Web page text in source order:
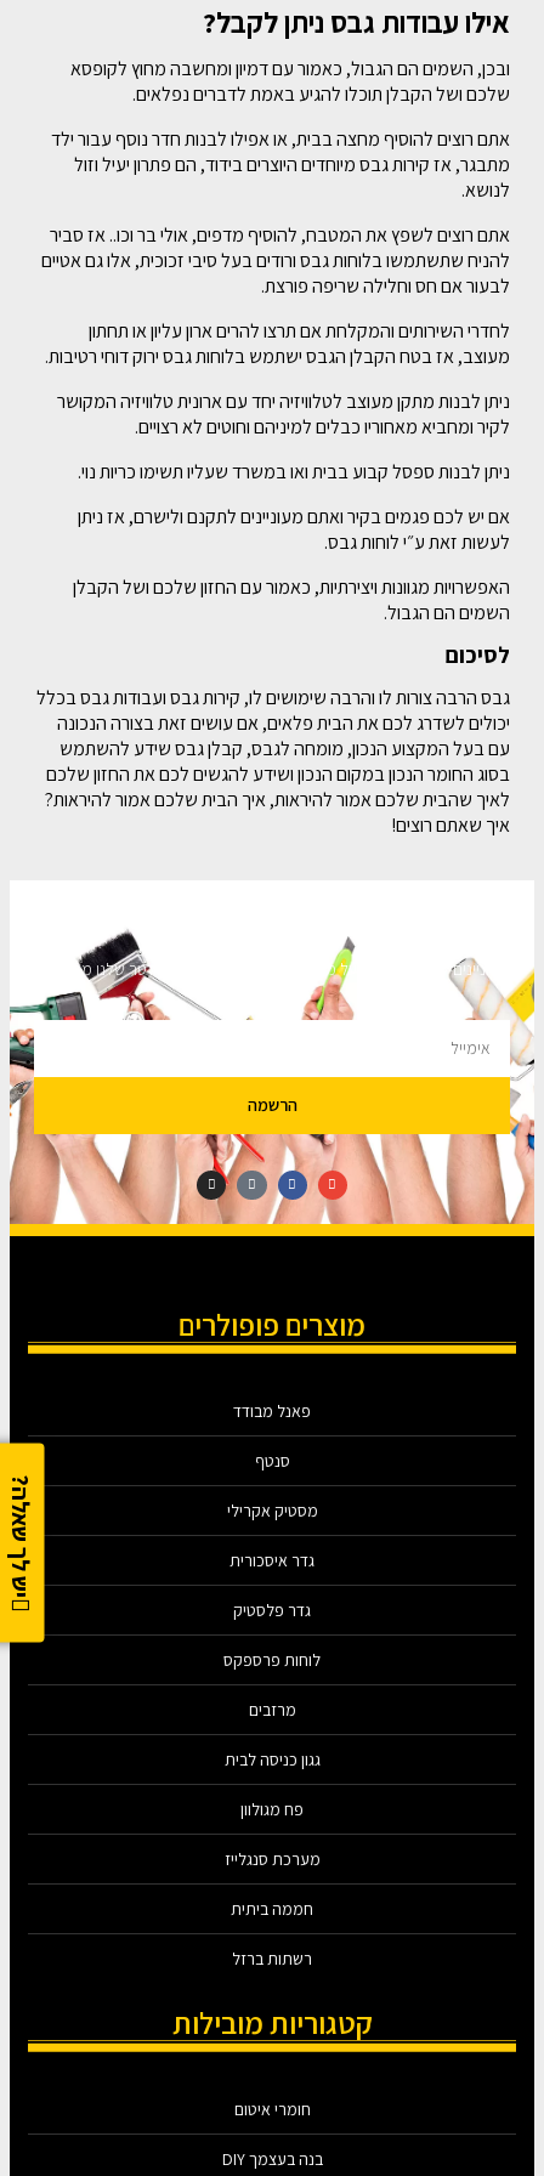
יש לך שאלה?
אילו עבודות גבס ניתן לקבל?
ובכן, השמים הם הגבול, כאמור עם דמיון ומחשבה מחוץ לקופסא
שלכם ושל הקבלן תוכלו להגיע באמת לדברים נפלאים.
אתם רוצים להוסיף מחצה בבית, או אפילו לבנות חדר נוסף עבור ילד
מתבגר, אז קירות גבס מיוחדים היוצרים בידוד, הם פתרון יעיל וזול
לנושא.
אתם רוצים לשפץ את המטבח, להוסיף מדפים, אולי בר וכו.. אז סביר
להניח שתשתמשו בלוחות גבס ורודים בעל סיבי זכוכית, אלו גם אטיים
לבעור אם חס וחלילה שריפה פורצת.
לחדרי השירותים והמקלחת אם תרצו להרים ארון עליון או תחתון
מעוצב, אז בטח הקבלן הגבס ישתמש בלוחות גבס ירוק דוחי רטיבות.
ניתן לבנות מתקן מעוצב לטלוויזיה יחד עם ארונית טלוויזיה המקושר
לקיר ומחביא מאחוריו כבלים למיניהם וחוטים לא רצויים.
ניתן לבנות ספסל קבוע בבית ואו במשרד שעליו תשימו כריות נוי.
אם יש לכם פגמים בקיר ואתם מעוניינים לתקנם ולישרם, אז ניתן
לעשות זאת ע״י לוחות גבס.
האפשרויות מגוונות ויצירתיות, כאמור עם החזון שלכם ושל הקבלן
השמים הם הגבול.
לסיכום
גבס הרבה צורות לו והרבה שימושים לו, קירות גבס ועבודות גבס בכלל
יכולים לשדרג לכם את הבית פלאים, אם עושים זאת בצורה הנכונה
עם בעל המקצוע הנכון, מומחה לגבס, קבלן גבס שידע להשתמש
בסוג החומר הנכון במקום הנכון ושידע להגשים לכם את החזון שלכם
לאיך שהבית שלכם אמור להיראות, איך הבית שלכם אמור להיראות?
איך שאתם רוצים!
מעוניינים לקבל עדכונים על מבצעים והנחות הירשמו לניוזלטר שלנו מבטיחים
הרשמה
מוצרים פופולרים
פאנל מבודד
סנטף
מסטיק אקרילי
גדר איסכורית
גדר פלסטיק
לוחות פרספקס
מרזבים
גגון כניסה לבית
פח מגולוון
מערכת סנגלייז
חממה ביתית
רשתות ברזל
קטגוריות מובילות
חומרי איטום
בנה בעצמך DIY